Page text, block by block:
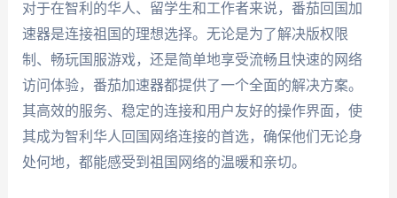
对于在智利的华人、留学生和工作者来说，番茄回国加
速器是连接祖国的理想选择。无论是为了解决版权限
制、畅玩国服游戏，还是简单地享受流畅且快速的网络
访问体验，番茄加速器都提供了一个全面的解决方案。
其高效的服务、稳定的连接和用户友好的操作界面，使
其成为智利华人回国网络连接的首选，确保他们无论身
处何地，都能感受到祖国网络的温暖和亲切。